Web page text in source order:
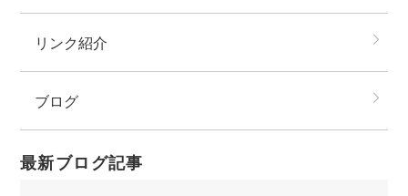
リンク紹介
ブログ
最新ブログ記事